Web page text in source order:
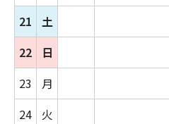
21
土
22
日
23
月
24
火